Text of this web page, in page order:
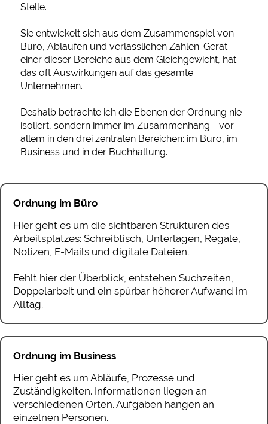
Stelle.
Sie entwickelt sich aus dem Zusammenspiel von
Büro, Abläufen und verlässlichen Zahlen. Gerät
einer dieser Bereiche aus dem Gleichgewicht, hat
das oft Auswirkungen auf das gesamte
Unternehmen.
Deshalb betrachte ich die Ebenen der Ordnung nie
isoliert, sondern immer im Zusammenhang - vor
allem in den drei zentralen Bereichen: im Büro, im
Business und in der Buchhaltung.
Ordnung im Büro
Hier geht es um die sichtbaren Strukturen des
Arbeitsplatzes: Schreibtisch, Unterlagen, Regale,
Notizen, E-Mails und digitale Dateien.
Fehlt hier der Überblick, entstehen Suchzeiten,
Doppelarbeit und ein spürbar höherer Aufwand im
Alltag.
Ordnung im Business
Hier geht es um Abläufe, Prozesse und
Zuständigkeiten. Informationen liegen an
verschiedenen Orten. Aufgaben hängen an
einzelnen Personen.